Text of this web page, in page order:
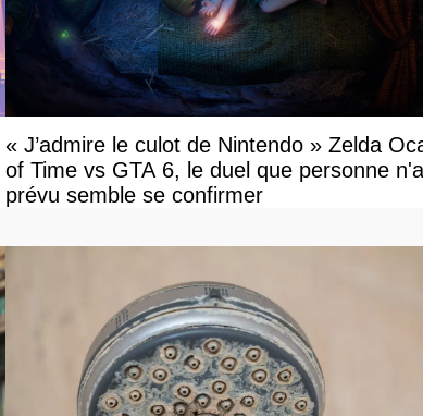
« J’admire le culot de Nintendo » Zelda
of Time vs GTA 6, le duel que personne
prévu semble se confirmer